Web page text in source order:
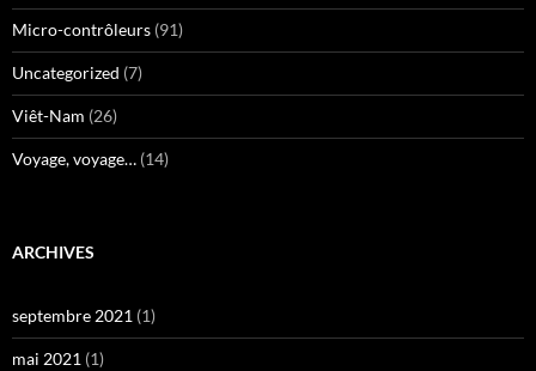
Micro-contrôleurs (91)
Uncategorized (7)
Viêt-Nam (26)
Voyage, voyage… (14)
ARCHIVES
septembre 2021 (1)
mai 2021 (1)